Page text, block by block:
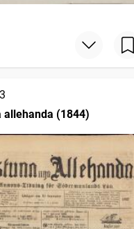
allehanda (1844)